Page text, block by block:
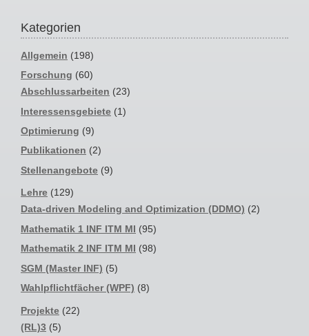
Kategorien
Allgemein (198)
Forschung (60)
Abschlussarbeiten (23)
Interessensgebiete (1)
Optimierung (9)
Publikationen (2)
Stellenangebote (9)
Lehre (129)
Data-driven Modeling and Optimization (DDMO) (2)
Mathematik 1 INF ITM MI (95)
Mathematik 2 INF ITM MI (98)
SGM (Master INF) (5)
Wahlpflichtfächer (WPF) (8)
Projekte (22)
(RL)3 (5)